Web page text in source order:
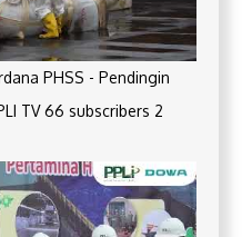
PHSS - Pendingin
TV 66 subscribers 2